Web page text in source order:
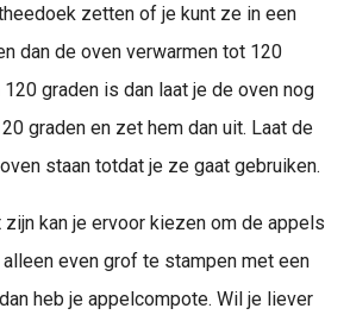
zetten of je kunt ze in een
dan de oven verwarmen tot 120
graden is dan laat je de oven nog
graden en zet hem dan uit. Laat de
staan totdat je ze gaat gebruiken.
kan je ervoor kiezen om de appels
even grof te stampen met een
heb je appelcompote. Wil je liever